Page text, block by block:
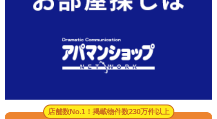
店舗数No.1！掲載物件数230万件以上